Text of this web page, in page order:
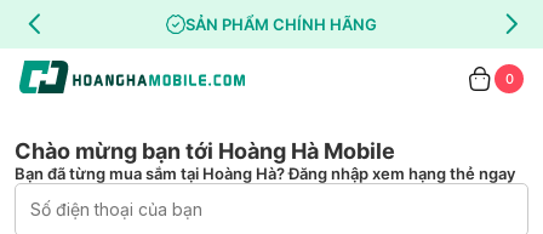
SẢN PHẨM CHÍNH HÃNG
0
Chào mừng bạn tới Hoàng Hà Mobile
Bạn đã từng mua sắm tại Hoàng Hà? Đăng nhập xem hạng thẻ ngay